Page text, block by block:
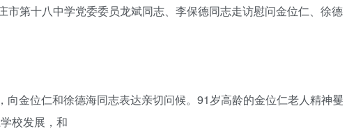
市第十八中学党委委员龙斌同志、李保德同志走访慰问金位仁、徐德
向金位仁和徐德海同志表达亲切问候。91岁高龄的金位仁老人精神矍
校发展，和
登录
记住登录